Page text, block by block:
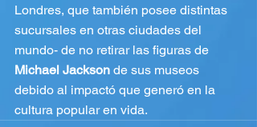
Londres, que también posee distintas
sucursales en otras ciudades del
mundo- de no retirar las figuras de
Michael Jackson de sus museos
debido al impactó que generó en la
cultura popular en vida.